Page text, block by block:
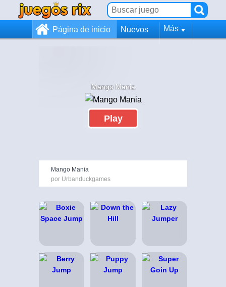
Página de inicio Nuevos Más
Mango Mania
Play
Mango Mania
por Urbanduckgames